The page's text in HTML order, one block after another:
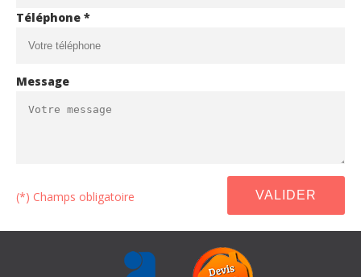
Téléphone *
Message
(*) Champs obligatoire